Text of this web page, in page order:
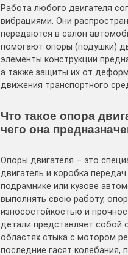
Работа любого двигателя
вибрациями. Они
передаются в салон
помогают опоры (подушки)
элементы конструкции
а также защиты их от
движения транспортного
Что такое опора
чего она
Опоры двигателя – это
двигатель и коробка
подрамнике или кузове
выполнять свою работу,
износостойкостью и
детали представляет собой
областях стыка с мотором
последние гасят